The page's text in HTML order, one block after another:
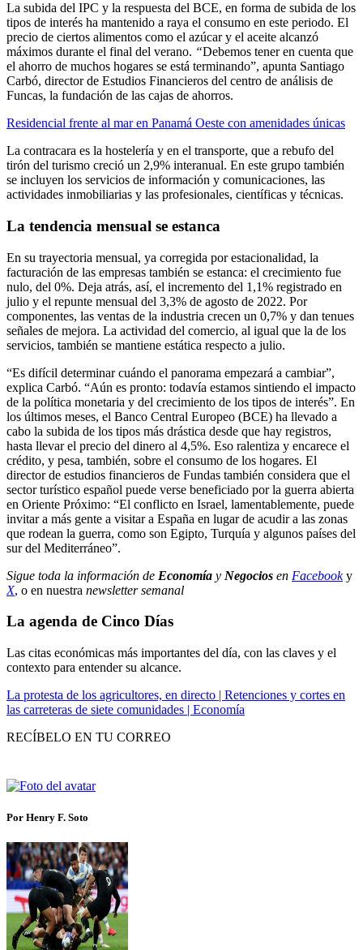
La subida del IPC y la respuesta del BCE, en forma de subida de los
tipos de interés ha mantenido a raya el consumo en este periodo. El
precio de ciertos alimentos como el azúcar y el aceite alcanzó
máximos durante el final del verano. “Debemos tener en cuenta que
el ahorro de muchos hogares se está terminando”, apunta Santiago
Carbó, director de Estudios Financieros del centro de análisis de
Funcas, la fundación de las cajas de ahorros.
Residencial frente al mar en Panamá Oeste con amenidades únicas
La contracara es la hostelería y en el transporte, que a rebufo del
tirón del turismo creció un 2,9% interanual. En este grupo también
se incluyen los servicios de información y comunicaciones, las
actividades inmobiliarias y las profesionales, científicas y técnicas.
La tendencia mensual se estanca
En su trayectoria mensual, ya corregida por estacionalidad, la
facturación de las empresas también se estanca: el crecimiento fue
nulo, del 0%. Deja atrás, así, el incremento del 1,1% registrado en
julio y el repunte mensual del 3,3% de agosto de 2022. Por
componentes, las ventas de la industria crecen un 0,7% y dan tenues
señales de mejora. La actividad del comercio, al igual que la de los
servicios, también se mantiene estática respecto a julio.
“Es difícil determinar cuándo el panorama empezará a cambiar”,
explica Carbó. “Aún es pronto: todavía estamos sintiendo el impacto
de la política monetaria y del crecimiento de los tipos de interés”. En
los últimos meses, el Banco Central Europeo (BCE) ha llevado a
cabo la subida de los tipos más drástica desde que hay registros,
hasta llevar el precio del dinero al 4,5%. Eso ralentiza y encarece el
crédito, y pesa, también, sobre el consumo de los hogares. El
director de estudios financieros de Fundas también considera que el
sector turístico español puede verse beneficiado por la guerra abierta
en Oriente Próximo: “El conflicto en Israel, lamentablemente, puede
invitar a más gente a visitar a España en lugar de acudir a las zonas
que rodean la guerra, como son Egipto, Turquía y algunos países del
sur del Mediterráneo”.
Sigue toda la información de Economía y Negocios en Facebooky
X, o en nuestra newsletter semanal
La agenda de Cinco Días
Las citas económicas más importantes del día, con las claves y el
contexto para entender su alcance.
La protesta de los agricultores, en directo | Retenciones y cortes en
las carreteras de siete comunidades | Economía
RECÍBELO EN TU CORREO
Por Henry F. Soto